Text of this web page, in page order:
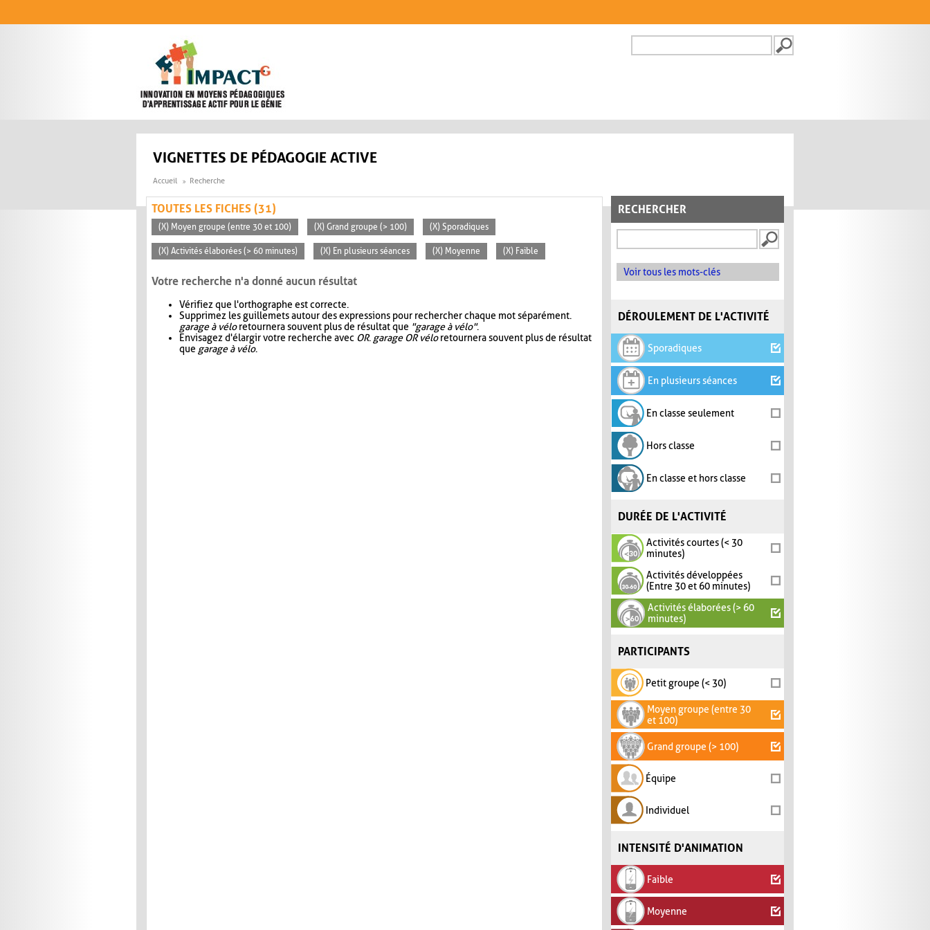
FORMULAIRE DE
VIGNETTES DE PÉDAGOGIE ACTIVE
Accueil Recherche
RECHERCHER
Voir tous les mots-clés
DÉROULEMENT DE L'ACTIVITÉ
Sporadiques
En plusieurs séances
En classe seulement
Hors classe
En classe et hors classe
DURÉE DE L'ACTIVITÉ
Activités courtes (< 30
minutes)
Activités développées
(Entre 30 et 60 minutes)
Activités élaborées (> 60
minutes)
PARTICIPANTS
Petit groupe (< 30)
Moyen groupe (entre 30
et 100)
Grand groupe (> 100)
Équipe
Individuel
INTENSITÉ D'ANIMATION
Faible
Moyenne
TOUTES LES FICHES (31)
(X) Moyen groupe (entre 30 et 100) (X) Grand groupe (> 100) (X) Sporadiques
(X) Activités élaborées (> 60 minutes) (X) En plusieurs séances (X) Moyenne (X) Faible
Votre recherche n'a donné aucun résultat
Vérifiez que l'orthographe est correcte.
Supprimez les guillemets autour des expressions pour rechercher chaque mot séparément.
garage à véloretournera souvent plus de résultat que "garage à vélo".
Envisagez d'élargir votre recherche avec OR. garage OR véloretournera souvent plus de résultat
que garage à vélo.